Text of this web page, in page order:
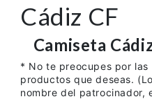
Cádiz CF
Camiseta
* No te preocupes por
productos que deseas.
nombre del patrocinador,